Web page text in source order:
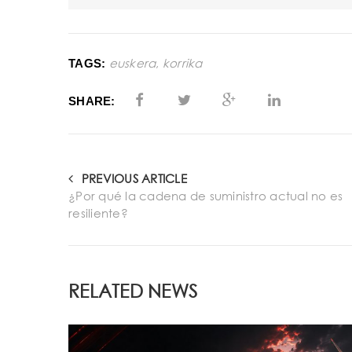
TAGS: euskera, korrika
SHARE:
PREVIOUS ARTICLE
¿Por qué la cadena de suministro actual no es
resiliente?
RELATED NEWS